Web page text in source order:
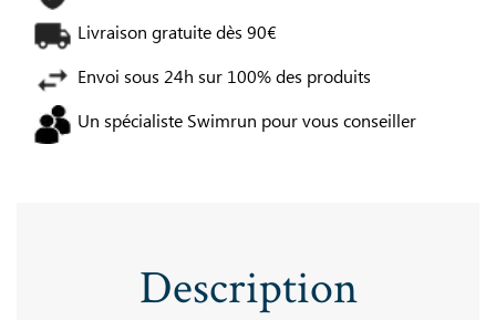
Livraison gratuite dès 90€
Envoi sous 24h sur 100% des produits
Un spécialiste Swimrun pour vous conseiller
Description